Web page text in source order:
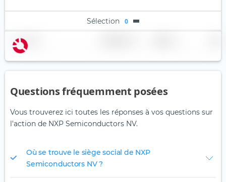
Sélection 0
Nom
Questions fréquemment posées
Vous trouverez ici toutes les réponses à vos questions sur
l'action de NXP Semiconductors NV.
Où se trouve le siège social de NXP
Semiconductors NV ?